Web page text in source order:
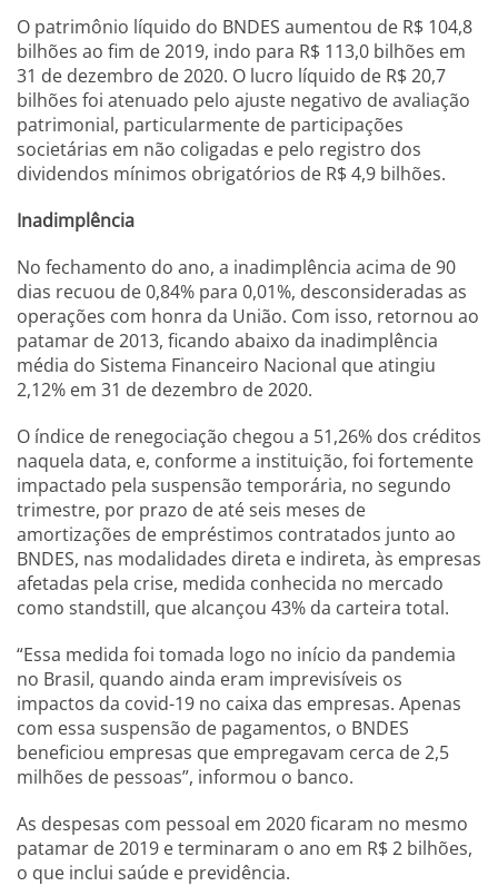
O patrimônio líquido do BNDES aumentou de R$ 104,8
bilhões ao fim de 2019, indo para R$ 113,0 bilhões em
31 de dezembro de 2020. O lucro líquido de R$ 20,7
bilhões foi atenuado pelo ajuste negativo de avaliação
patrimonial, particularmente de participações
societárias em não coligadas e pelo registro dos
dividendos mínimos obrigatórios de R$ 4,9 bilhões.
Inadimplência
No fechamento do ano, a inadimplência acima de 90
dias recuou de 0,84% para 0,01%, desconsideradas as
operações com honra da União. Com isso, retornou ao
patamar de 2013, ficando abaixo da inadimplência
média do Sistema Financeiro Nacional que atingiu
2,12% em 31 de dezembro de 2020.
O índice de renegociação chegou a 51,26% dos créditos
naquela data, e, conforme a instituição, foi fortemente
impactado pela suspensão temporária, no segundo
trimestre, por prazo de até seis meses de
amortizações de empréstimos contratados junto ao
BNDES, nas modalidades direta e indireta, às empresas
afetadas pela crise, medida conhecida no mercado
como standstill, que alcançou 43% da carteira total.
“Essa medida foi tomada logo no início da pandemia
no Brasil, quando ainda eram imprevisíveis os
impactos da covid-19 no caixa das empresas. Apenas
com essa suspensão de pagamentos, o BNDES
beneficiou empresas que empregavam cerca de 2,5
milhões de pessoas”, informou o banco.
As despesas com pessoal em 2020 ficaram no mesmo
patamar de 2019 e terminaram o ano em R$ 2 bilhões,
o que inclui saúde e previdência.